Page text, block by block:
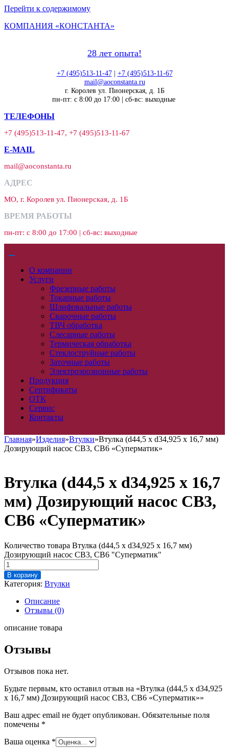
Перейти к содержимому
КОМПАНИЯ «КОНСТАНТА»
28 лет опыта!
+7 (495)513-11-47| +7 (495)513-11-67
mail@aoconstanta.ru
г. Королев ул. Пионерская, д. 1Б
пн-пт: с 8:00 до 17:00 | сб-вс: выходные
ТЕЛЕФОНЫ
+7 (495)513-11-47, +7 (495)513-11-67
E-MAIL
mail@aoconstanta.ru
АДРЕС
МО, г. Королев ул. Пионерская, д. 1Б
ВРЕМЯ РАБОТЫ
пн-пт: с 8:00 до 17:00 | сб-вс: выходные
О компании
Услуги
Фрезерные работы
Токарные работы
Шлифовальные работы
Сварочные работы
ТВЧ обработка
Слесарные работы
Термическая обработка
Стеклоструйные работы
Заточные работы
Электроэрозионные работы
Продукция
Сертификаты
ОТК
Сервис
Контакты
Главная»Изделия»Втулки»Втулка (d44,5 x d34,925 x 16,7 мм)
Дозирующий насос CB3, CB6 «Суперматик»
Втулка (d44,5 x d34,925 x 16,7
мм) Дозирующий насос CB3,
CB6 «Суперматик»
Количество товара Втулка (d44,5 x d34,925 x 16,7 мм)
Дозирующий насос CB3, CB6 "Суперматик"
В корзину
Категория: Втулки
Описание
Отзывы (0)
описание товара
Отзывы
Отзывов пока нет.
Будьте первым, кто оставил отзыв на «Втулка (d44,5 x d34,925
x 16,7 мм) Дозирующий насос CB3, CB6 «Суперматик»»
Ваш адрес email не будет опубликован. Обязательные поля
помечены *
Ваша оценка *